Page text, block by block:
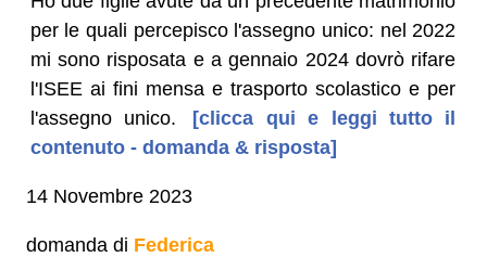
per le quali percepisco l'assegno unico: nel 2022
mi sono risposata e a gennaio 2024 dovrò rifare
l'ISEE ai fini mensa e trasporto scolastico e per
l'assegno unico.
[clicca qui e leggi tutto il
contenuto - domanda & risposta]
14 Novembre 2023
domanda di Federica